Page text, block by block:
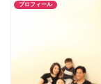
プロフィール